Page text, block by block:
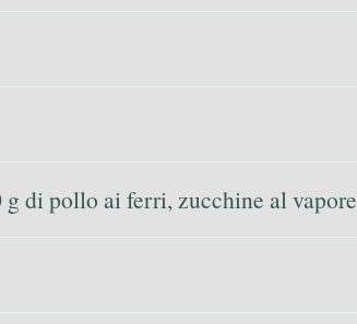
di pollo ai ferri, zucchine al vapore